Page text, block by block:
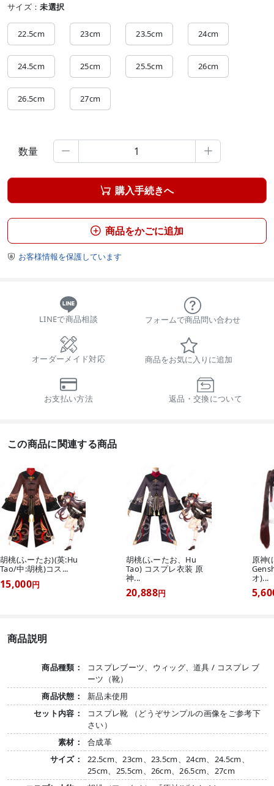
サイズ：未選択
22.5cm 23cm 23.5cm 24cm
24.5cm 25cm 25.5cm 26cm
26.5cm 27cm
数量  
 購入手続きへ
 商品をかごに追加
 お客様情報を保護しています
LINEで商品相談 フォームで商品問い合わせ
オーダーメイド対応 商品をお気に入りに追加
お支払い方法 返品・交換について
この商品に関連する商品
胡桃(ふーたお)(英:Hu
Tao/中:胡桃)コス...
15,000円
胡桃(ふーたお、Hu
Tao) コスプレ衣装 原
神...
20,888円
原神(
オ)...
商品説明
商品種類：
コスプレブーツ、ウィッグ、道具 / コスプレ ブ
ーツ（靴）
商品状態：
新品未使用
セット内容：
コスプレ靴 （どうぞサンプルの画像をご参考下
さい）
素材：
合成革
サイズ：
22.5cm、23cm、23.5cm、24cm、24.5cm、
25cm、25.5cm、26cm、26.5cm、27cm